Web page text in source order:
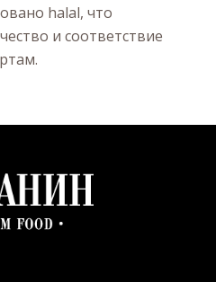
halal, что
и соответствие